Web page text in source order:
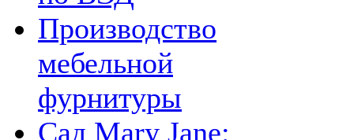
Производство
мебельной
фурнитуры
Сад Mary Jane: